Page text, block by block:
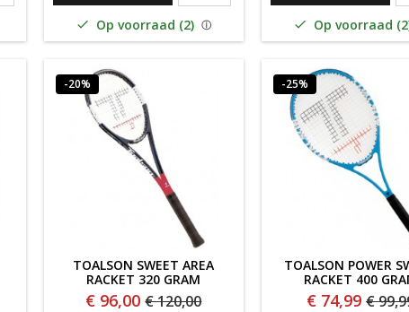
 Op voorraad (2)  Op voorraad
-20%
TOALSON SWEET AREA
RACKET 320 GRAM
€ 96,00 € 120,00
-25%
TOALSON POWER
RACKET 400
€ 74,99 €